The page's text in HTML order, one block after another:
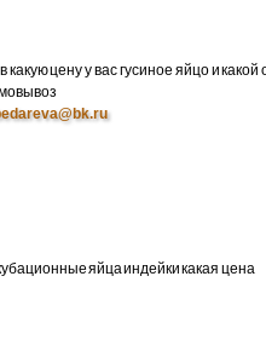
какую цену у вас гусиное яйцо и
яйца индейки какая цена